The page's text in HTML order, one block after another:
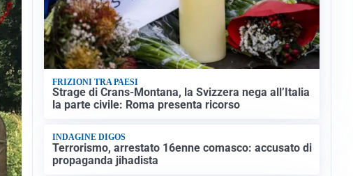
FRIZIONI TRA PAESI
Strage di Crans-Montana, la Svizzera nega all’Italia
la parte civile: Roma presenta ricorso
INDAGINE DIGOS
Terrorismo, arrestato 16enne comasco: accusato di
propaganda jihadista